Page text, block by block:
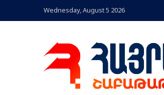
Wednesday, August 5 2026